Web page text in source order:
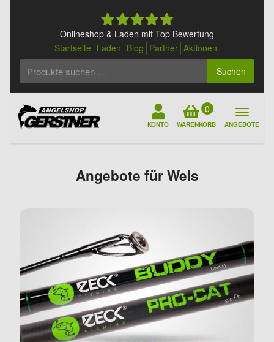
Onlineshop & Laden mit Top Bewertung
Startseite Laden Blog Partner Aktionen
Suchen
KONTO
0
WARENKORB ANGEBOTE
Angebote für Wels